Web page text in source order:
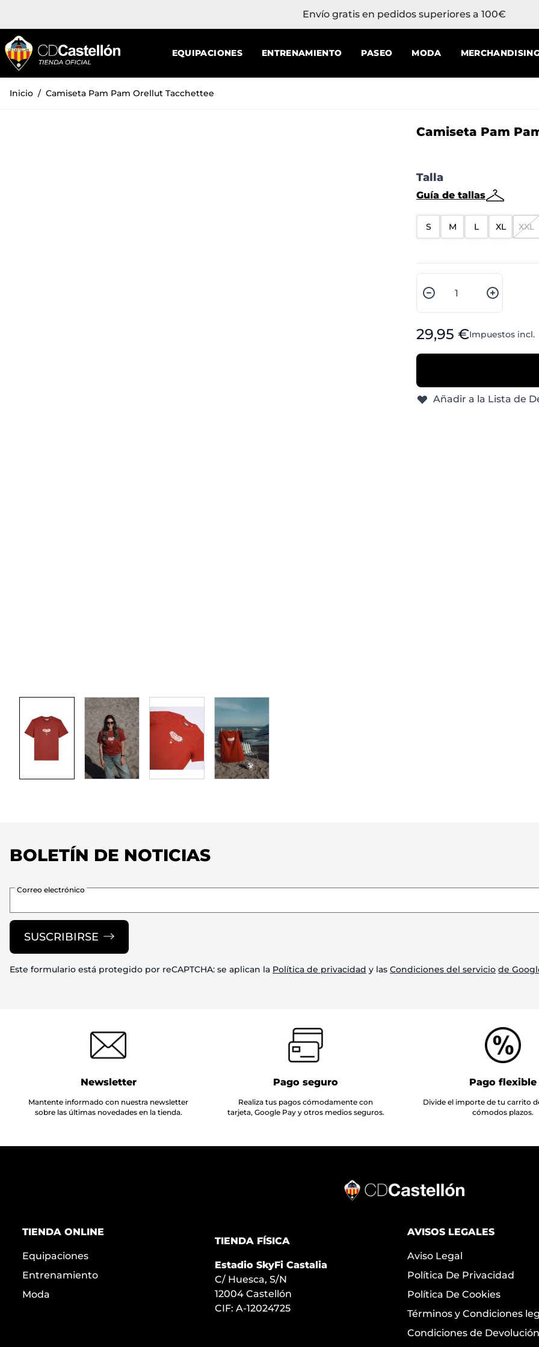
Envío gratis en pedidos superiores a 100€
EQUIPACIONES ENTRENAMIENTO PASEO MODA
Inicio / Camiseta Pam Pam Orellut Tacchettee
Camiseta Pam
View larger imageView larger imageView larger image
Talla
Guía de tallas
S M L XL XXL
Cantidad
Desde:
29,95 €Impuestos incl.
Añadir a la Lista de
BOLETÍN DE NOTICIAS
Correo electrónico
SUSCRIBIRSE
Este formulario está protegido por reCAPTCHA: se aplican la Política de privacidad y las Condiciones del servicio de
Newsletter
Mantente informado con nuestra newsletter
sobre las últimas novedades en la tienda.
Pago seguro
Realiza tus pagos cómodamente con
tarjeta, Google Pay y otros medios seguros.
Pago flexible
Divide el importe de tu carrito
cómodos plazos.
TIENDA ONLINE
Equipaciones
Entrenamiento
Moda
TIENDA FÍSICA
Estadio SkyFi Castalia
C/ Huesca, S/N
12004 Castellón
CIF: A-12024725
AVISOS LEGALES
Aviso Legal
Política De Privacidad
Política De Cookies
Términos y Condiciones
Condiciones de Devolución